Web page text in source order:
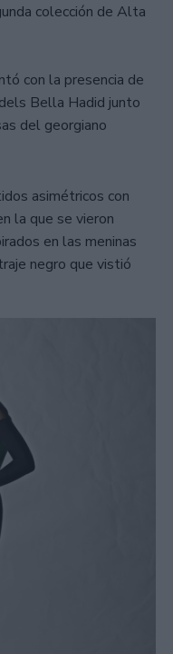
colección de Alta
con la presencia de
Bella Hadid junto
del georgiano
asimétricos con
la que se vieron
en las meninas
negro que vistió